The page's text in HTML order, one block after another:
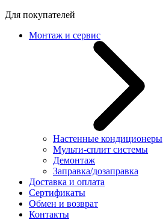
Для покупателей
Монтаж и сервис
Настенные кондиционеры
Мульти-сплит системы
Демонтаж
Заправка/дозаправка
Доставка и оплата
Сертификаты
Обмен и возврат
Контакты